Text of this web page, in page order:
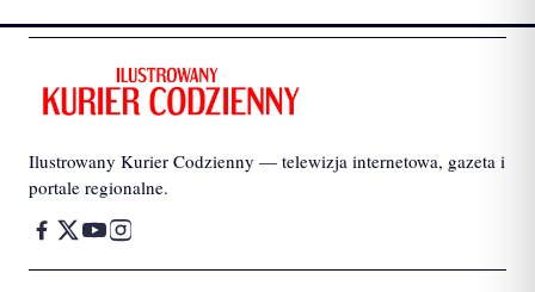
Ilustrowany Kurier Codzienny — telewizja internetowa, gazeta i
portale regionalne.